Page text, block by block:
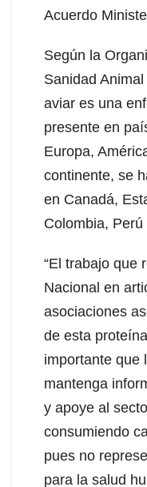
Acuerdo
Según la
Sanidad
aviar es una
presente en
Europa,
continente, se
en Canadá,
Colombia, Perú
“El trabajo que
Nacional en
asociaciones
de esta
importante que
mantenga
y apoye al
consumiendo
pues no
para la salud